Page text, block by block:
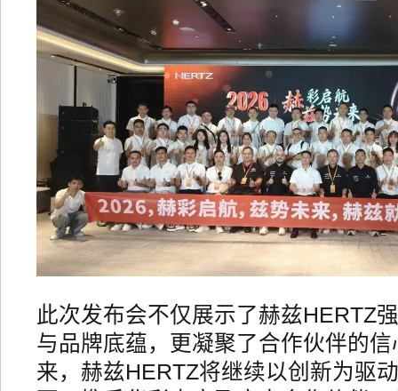
此次发布会不仅展示了赫兹HERTZ
与品牌底蕴，更凝聚了合作伙伴的
来，赫兹HERTZ将继续以创新为驱